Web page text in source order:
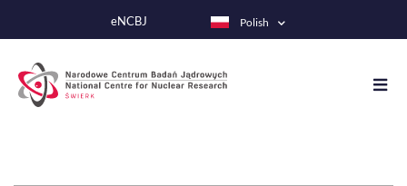
do
eNCBJ Polish